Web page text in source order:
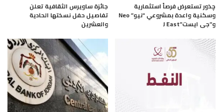
چذور تستعرض فرصاً استثمارية
وسكنية واعدة بمشروعي “نيو” Neo
و”جى ايست”J East
جائزة ساويرس الثقافية تعلن
تفاصيل حفل نسختها الحادية
والعشرين